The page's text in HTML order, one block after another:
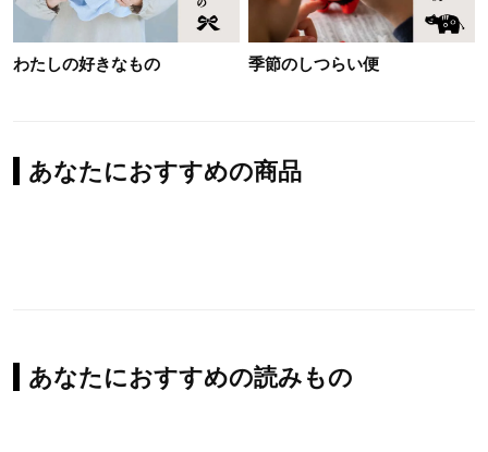
わたしの好きなもの 季節のしつらい便
あなたにおすすめの商品
あなたにおすすめの読みもの